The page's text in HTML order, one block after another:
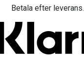
Betala efter leverans.